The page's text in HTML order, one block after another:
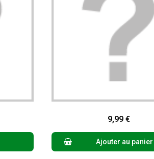
9,99 €
Ajouter au panier